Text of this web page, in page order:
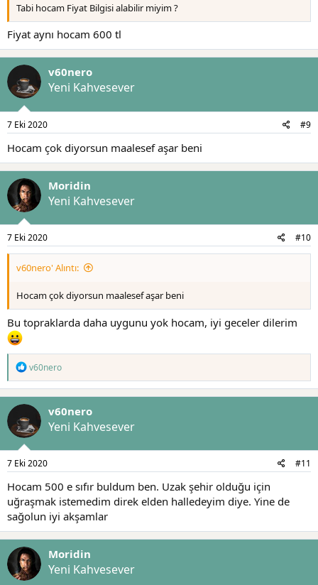
Tabi hocam Fiyat Bilgisi alabilir miyim ?
Fiyat aynı hocam 600 tl
v60nero
Yeni Kahvesever
7 Eki 2020 #9
Hocam çok diyorsun maalesef aşar beni
Moridin
Yeni Kahvesever
7 Eki 2020 #10
v60nero' Alıntı:
Hocam çok diyorsun maalesef aşar beni
Bu topraklarda daha uygunu yok hocam, iyi geceler dilerim
T
p
k
l
e
r
v60nero
v60nero
Yeni Kahvesever
7 Eki 2020 #11
Hocam 500 e sıfır buldum ben. Uzak şehir olduğu için
uğraşmak istemedim direk elden halledeyim diye. Yine de
sağolun iyi akşamlar
Moridin
Yeni Kahvesever